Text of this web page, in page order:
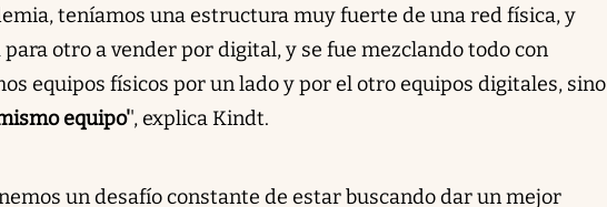
teníamos una estructura muy fuerte de una red física, y
otro a vender por digital, y se fue mezclando todo con
equipos físicos por un lado y por el otro equipos digitales, sino
equipo'', explica Kindt.
un desafío constante de estar buscando dar un mejor